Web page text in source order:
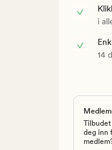
i
14
Tilbudet
deg inn